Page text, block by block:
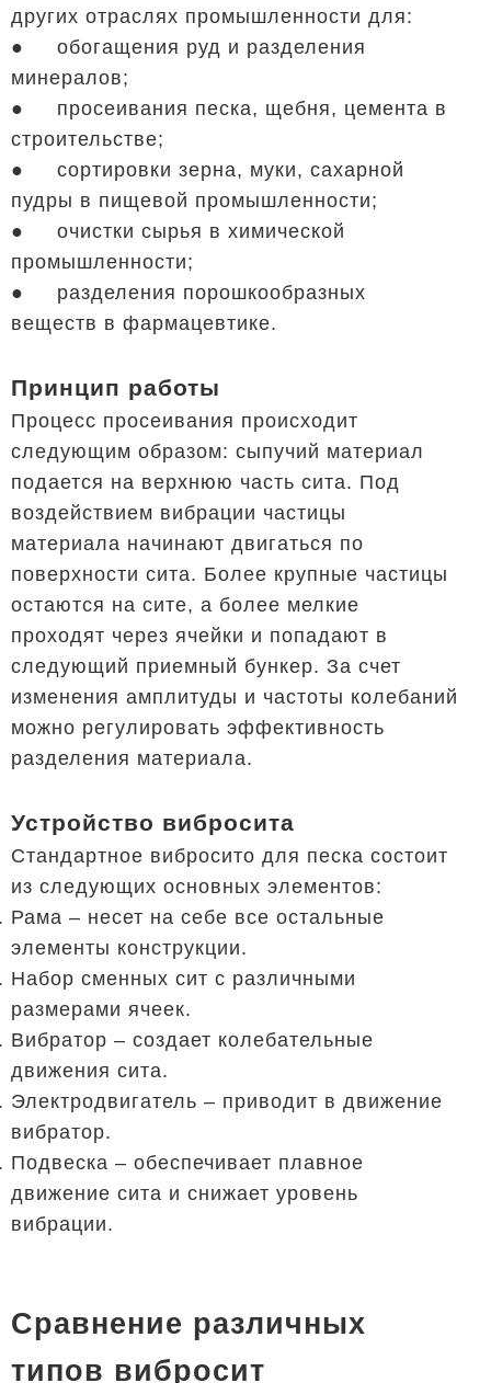
других отраслях промышленности для:
● обогащения руд и разделения
минералов;
● просеивания песка, щебня, цемента в
строительстве;
● сортировки зерна, муки, сахарной
пудры в пищевой промышленности;
● очистки сырья в химической
промышленности;
● разделения порошкообразных
веществ в фармацевтике.
Принцип работы
Процесс просеивания происходит
следующим образом: сыпучий материал
подается на верхнюю часть сита. Под
воздействием вибрации частицы
материала начинают двигаться по
поверхности сита. Более крупные частицы
остаются на сите, а более мелкие
проходят через ячейки и попадают в
следующий приемный бункер. За счет
изменения амплитуды и частоты колебаний
можно регулировать эффективность
разделения материала.
Устройство вибросита
Стандартное вибросито для песка состоит
из следующих основных элементов:
Рама – несет на себе все остальные
элементы конструкции.
Набор сменных сит с различными
размерами ячеек.
Вибратор – создает колебательные
движения сита.
Электродвигатель – приводит в движение
вибратор.
Подвеска – обеспечивает плавное
движение сита и снижает уровень
вибрации.
Сравнение различных
типов вибросит